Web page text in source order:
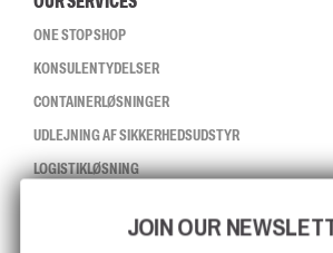
ONE STOP SHOP
KONSULENTYDELSER
CONTAINERLØSNINGER
UDLEJNING AF SIKKERHEDSUDSTYR
LOGISTIKLØSNING
JOIN OUR